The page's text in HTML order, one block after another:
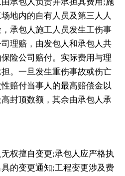
地内的自有人员及第三人人
承包人施工人员发生工伤事
理赔，由发包人和承包人共
险公司赔付。实际费用与理
。一旦发生重伤事故或伤亡
赔付当事人的最高赔偿金以
封顶数额，其余由承包人承
权擅自变更;承包人应严格执
的变更通知;工程变更涉及费